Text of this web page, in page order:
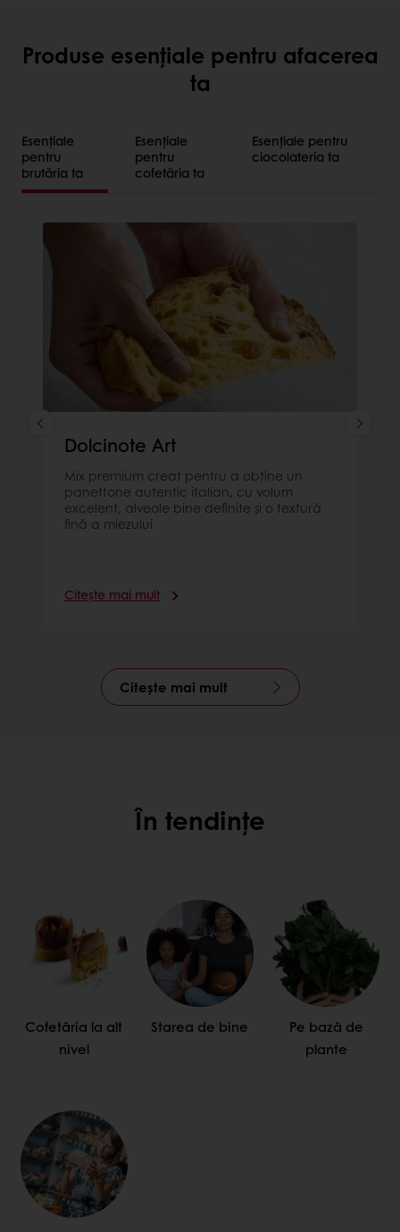
Produse esențiale pentru afacerea
ta
Esențiale
pentru
brutăria ta
Esențiale
pentru
cofetăria ta
Esențiale pentru
ciocolateria ta
Dolcinote Art
Mix premium creat pentru a obține un
panettone autentic italian, cu volum
excelent, alveole bine definite și o textură
fină a miezului
Citește mai mult
Citește mai mult
În tendințe
Cofetăria la alt
nivel
Starea de bine
Pe bază de
plante